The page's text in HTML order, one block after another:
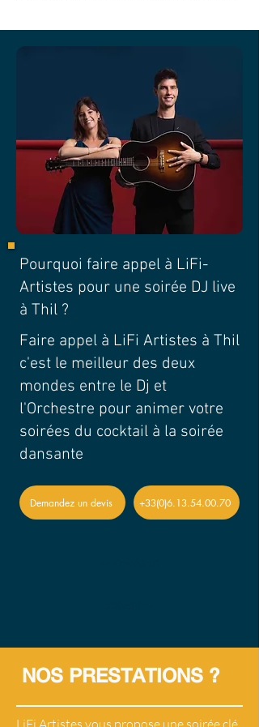
Pourquoi faire appel à LiFi-
Artistes pour une soirée DJ live
à Thil ?
Faire appel à LiFi Artistes à Thil
c'est le meilleur des deux
mondes entre le Dj et
l'Orchestre pour animer votre
soirées du cocktail à la soirée
dansante
Demandez un devis +33(0)6.13.54.00.70
NOS PRESTATIONS ?
LiFi Artistes vous propose une soirée clé